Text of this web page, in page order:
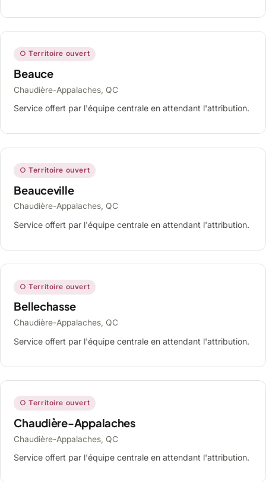
○ Territoire ouvert
Beauce
Chaudière-Appalaches, QC
Service offert par l'équipe centrale en attendant l'attribution.
○ Territoire ouvert
Beauceville
Chaudière-Appalaches, QC
Service offert par l'équipe centrale en attendant l'attribution.
○ Territoire ouvert
Bellechasse
Chaudière-Appalaches, QC
Service offert par l'équipe centrale en attendant l'attribution.
○ Territoire ouvert
Chaudière-Appalaches
Chaudière-Appalaches, QC
Service offert par l'équipe centrale en attendant l'attribution.